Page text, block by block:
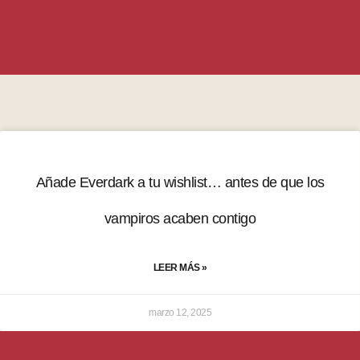
Añade Everdark a tu wishlist… antes de que los
vampiros acaben contigo
LEER MÁS »
marzo 12, 2025